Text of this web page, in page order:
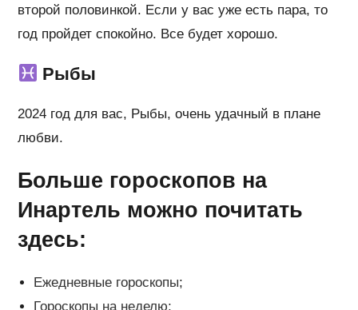
второй половинкой. Если у вас уже есть пара, то
год пройдет спокойно. Все будет хорошо.
Рыбы
2024 год для вас, Рыбы, очень удачный в плане
любви.
Больше гороскопов на
Инартель можно почитать
здесь:
Ежедневные гороскопы;
Гороскопы на неделю;